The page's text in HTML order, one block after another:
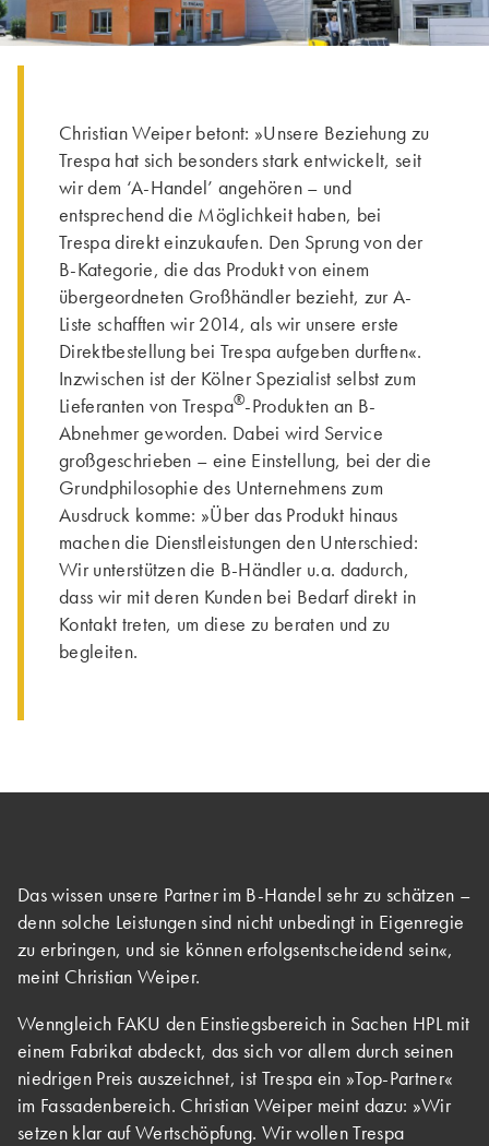
Christian Weiper betont: »Unsere Beziehung zu
Trespa hat sich besonders stark entwickelt, seit
wir dem ‘A-Handel’ angehören – und
entsprechend die Möglichkeit haben, bei
Trespa direkt einzukaufen. Den Sprung von der
B-Kategorie, die das Produkt von einem
übergeordneten Großhändler bezieht, zur A-
Liste schafften wir 2014, als wir unsere erste
Direktbestellung bei Trespa aufgeben durften«.
Inzwischen ist der Kölner Spezialist selbst zum
Lieferanten von Trespa®-Produkten an B-
Abnehmer geworden. Dabei wird Service
großgeschrieben – eine Einstellung, bei der die
Grundphilosophie des Unternehmens zum
Ausdruck komme: »Über das Produkt hinaus
machen die Dienstleistungen den Unterschied:
Wir unterstützen die B-Händler u.a. dadurch,
dass wir mit deren Kunden bei Bedarf direkt in
Kontakt treten, um diese zu beraten und zu
begleiten.
Das wissen unsere Partner im B-Handel sehr zu schätzen –
denn solche Leistungen sind nicht unbedingt in Eigenregie
zu erbringen, und sie können erfolgsentscheidend sein«,
meint Christian Weiper.
Wenngleich FAKU den Einstiegsbereich in Sachen HPL mit
einem Fabrikat abdeckt, das sich vor allem durch seinen
niedrigen Preis auszeichnet, ist Trespa ein »Top-Partner«
im Fassadenbereich. Christian Weiper meint dazu: »Wir
setzen klar auf Wertschöpfung. Wir wollen Trespa